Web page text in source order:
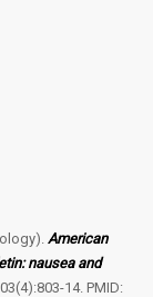
American
nausea and
14. PMID: